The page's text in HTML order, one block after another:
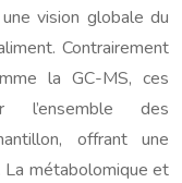
vision globale du
Contrairement
la GC-MS, ces
l’ensemble des
offrant une
métabolomique et